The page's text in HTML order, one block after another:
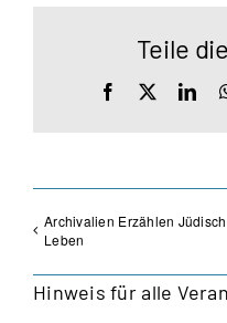
Teile
Facebook
Archivalien Erzählen
Leben
Hinweis für alle